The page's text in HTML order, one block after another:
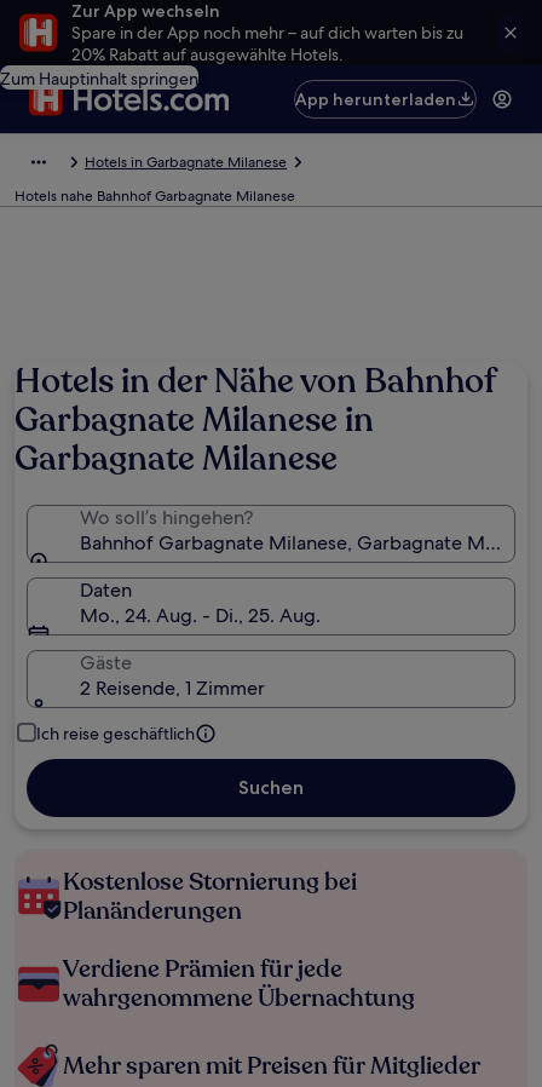
Zur App wechseln
Spare in der App noch mehr – auf dich warten bis zu
20% Rabatt auf ausgewählte Hotels.
Zum Hauptinhalt springen
App herunterladen
Hotels in Garbagnate Milanese
Hotels nahe Bahnhof Garbagnate Milanese
Hotels in der Nähe von Bahnhof
Garbagnate Milanese in
Garbagnate Milanese
Wo soll’s hingehen?
Bahnhof Garbagnate Milanese, Garbagnate
Daten
Mo., 24. Aug. - Di., 25. Aug.
Gäste
2 Reisende, 1 Zimmer
Ich reise geschäftlich
Suchen
Kostenlose Stornierung bei
Planänderungen
Verdiene Prämien für jede
wahrgenommene Übernachtung
Mehr sparen mit Preisen für Mitglieder